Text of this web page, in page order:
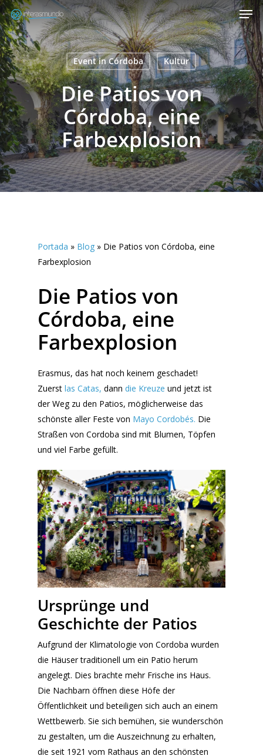
Skip
to
main
content
Event in Córdoba Kultur
Die Patios von
Córdoba, eine
Farbexplosion
Portada » Blog » Die Patios von Córdoba, eine
Farbexplosion
Die Patios von
Córdoba, eine
Farbexplosion
Erasmus, das hat noch keinem geschadet!
Zuerstlas Catas, danndie Kreuze und jetzt ist
der Weg zu den Patios, möglicherweise das
schönste aller Feste von Mayo Cordobés. Die
Straßen von Cordoba sind mit Blumen, Töpfen
und viel Farbe gefüllt.
Ursprünge und
Geschichte der Patios
Aufgrund der Klimatologie von Cordoba wurden
die Häuser traditionell um ein Patio herum
angelegt. Dies brachte mehr Frische ins Haus.
Die Nachbarn öffnen diese Höfe der
Öffentlichkeit und beteiligen sich auch an einem
Wettbewerb. Sie sich bemühen, sie wunderschön
zu gestalten, um die Auszeichnung zu erhalten,
die seit 1921 vom Rathaus an den schönsten
Close
Menu